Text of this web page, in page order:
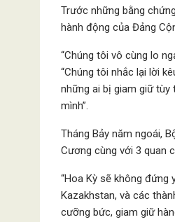
Trước những bằng
hành động của Đảng
“Chúng tôi vô cùng lo
“Chúng tôi nhắc lại lời
những ai bị giam giữ tùy
mình”.
Tháng Bảy năm ngoái,
Cương cùng với 3 quan
“Hoa Kỳ sẽ không đứng
Kazakhstan, và các
cưỡng bức, giam giữ